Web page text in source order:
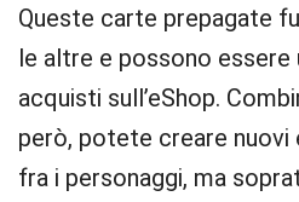
Queste carte prepagate
le altre e possono
acquisti sull’eShop.
però, potete creare
fra i personaggi, ma